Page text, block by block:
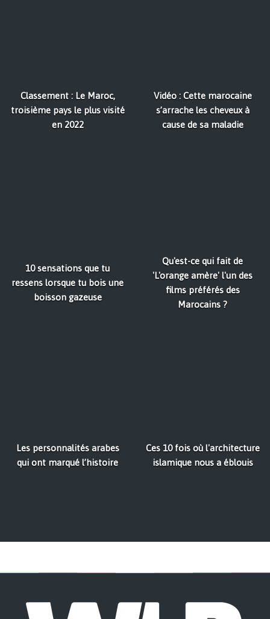
Classement : Le Maroc,
troisième pays le plus visité
en 2022
Vidéo : Cette marocaine
s’arrache les cheveux à
cause de sa maladie
10 sensations que tu
ressens lorsque tu bois une
boisson gazeuse
Qu'est-ce qui fait de
'L'orange amère' l'un des
films préférés des
Marocains ?
Les personnalités arabes
qui ont marqué l’histoire
Ces 10 fois où l'architecture
islamique nous a éblouis